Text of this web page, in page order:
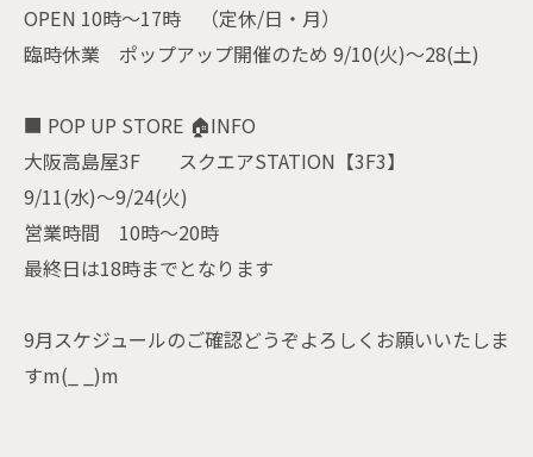
OPEN 10時〜17時 （定休/日・月）
臨時休業 ポップアップ開催のため 9/10(火)〜28(土)
■ POP UP STORE 🏠INFO
大阪高島屋3F スクエアSTATION【3F3】
9/11(水)〜9/24(火)
営業時間 10時〜20時
最終日は18時までとなります
9月スケジュールのご確認どうぞよろしくお願いいたしま
すm(_ _)m